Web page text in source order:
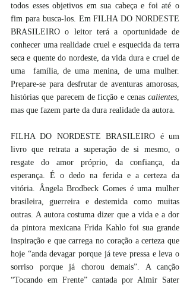
todos esses objetivos em sua cabeça e foi até o
fim para busca-los. Em FILHA DO NORDESTE
BRASILEIRO o leitor terá a oportunidade de
conhecer uma realidade cruel e esquecida da terra
seca e quente do nordeste, da vida dura e cruel de
uma  família, de uma menina, de uma mulher.
Prepare-se para desfrutar de aventuras amorosas,
histórias que parecem de ficção e cenas calientes
mas que fazem parte da dura realidade da autora.
FILHA DO NORDESTE BRASILEIRO é um
livro que retrata a superação de si mesmo, o
resgate do amor próprio, da confiança, da
esperança. É o dedo na ferida e a certeza da
vitória. Ângela Brodbeck Gomes é uma mulher
brasileira, guerreira e destemida como muitas
outras. A autora costuma dizer que a vida e a dor
da pintora mexicana Frida Kahlo foi sua grande
inspiração e que carrega no coração a certeza que
hoje “anda devagar porque já teve pressa e leva o
sorriso porque já chorou demais”. A canção
“Tocando em Frente” cantada por Almir Sater